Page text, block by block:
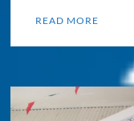
READ MORE